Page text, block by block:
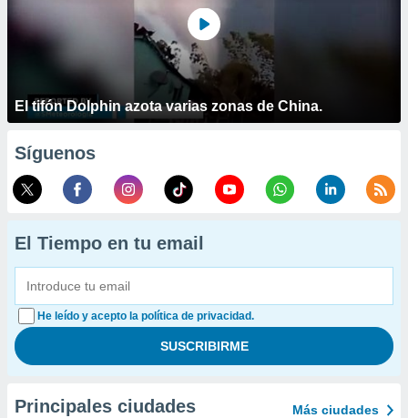
El tifón Dolphin azota varias zonas de China.
Síguenos
El Tiempo en tu email
He leído y acepto la política de privacidad.
Principales ciudades Más ciudades